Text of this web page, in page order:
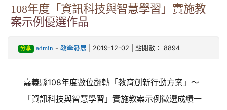
108年度「資訊科技與智慧學習」實施教
案示例優選作品
分享 admin- 教學發展| 2019-12-02 | 點閱數： 8894
嘉義縣108年度數位翻轉「教育創新行動方案」〜
「資訊科技與智慧學習」實施教案示例徵選成績一